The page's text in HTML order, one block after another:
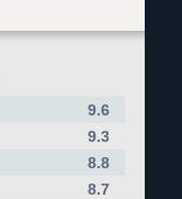
9.6
9.3
8.8
8.7